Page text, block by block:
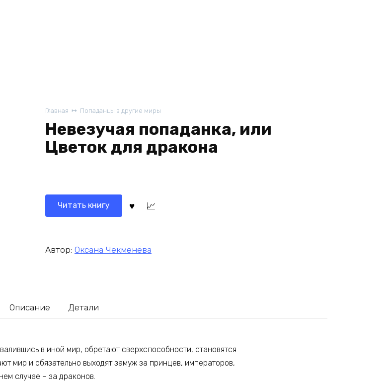
Главная Попаданцы в другие миры
Невезучая попаданка, или
Цветок для дракона
Читать книгу
Автор: Оксана Чекменёва
Описание Детали
в иной мир, обретают сверхспособности, становятся
мир и обязательно выходят замуж за принцев, императоров,
случае – за драконов.